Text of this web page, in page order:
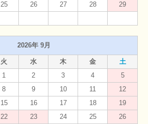
25 26 27 28
29
2026年 9月
火 水 木 金
土
1
2 3 4
5
8 9 10 11
12
15 16 17 18
19
22 23 24 25
26